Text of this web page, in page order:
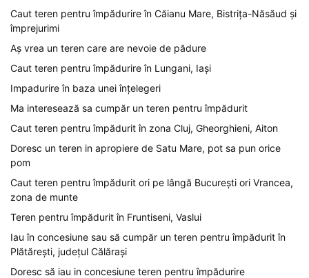
Caut teren pentru împădurire în Căianu Mare, Bistrița-Năsăud și
împrejurimi
Aș vrea un teren care are nevoie de pădure
Caut teren pentru împădurire în Lungani, Iași
Impadurire în baza unei înțelegeri
Ma interesează sa cumpăr un teren pentru împădurit
Caut teren pentru împădurit în zona Cluj, Gheorghieni, Aiton
Doresc un teren in apropiere de Satu Mare, pot sa pun orice
pom
Caut teren pentru împădurit ori pe lângă București ori Vrancea,
zona de munte
Teren pentru împădurit în Fruntiseni, Vaslui
Iau în concesiune sau să cumpăr un teren pentru împădurit în
Plătărești, județul Călărași
Doresc să iau in concesiune teren pentru împădurire